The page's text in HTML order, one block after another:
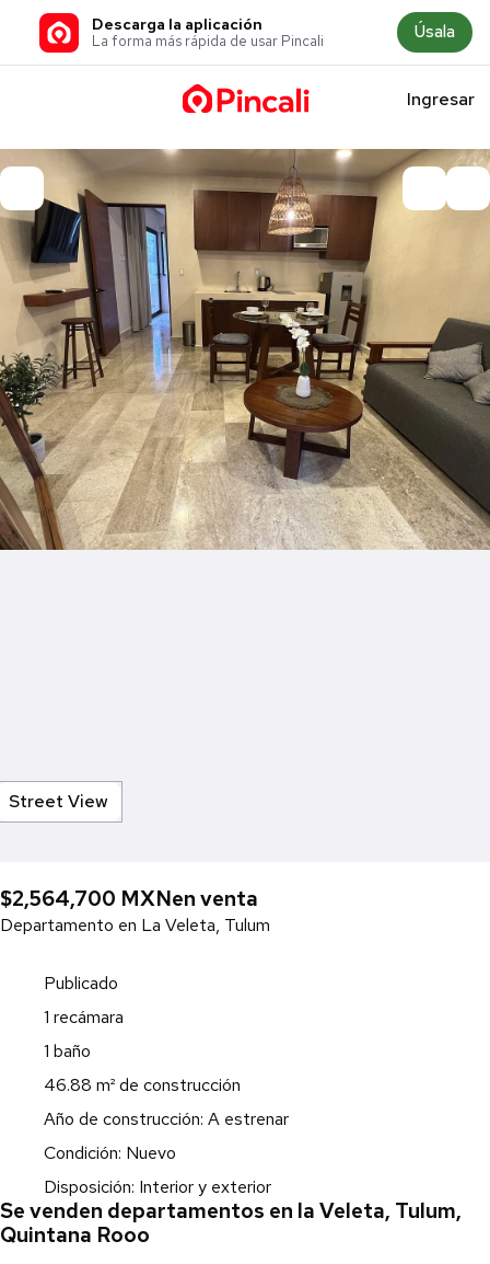
Descarga la aplicación
La forma más rápida de usar Pincali Úsala
Ingresar
Street View
$2,564,700 MXNen venta
Departamento en La Veleta, Tulum
Publicado
1 recámara
1 baño
46.88 m² de construcción
Año de construcción: A estrenar
Condición: Nuevo
Disposición: Interior y exterior
Se venden departamentos en la Veleta, Tulum,
Quintana Rooo